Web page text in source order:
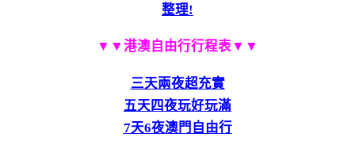
整理!
▼▼港澳自由行行程表▼▼
三天兩夜超充實
五天四夜玩好玩滿
7天6夜澳門自由行